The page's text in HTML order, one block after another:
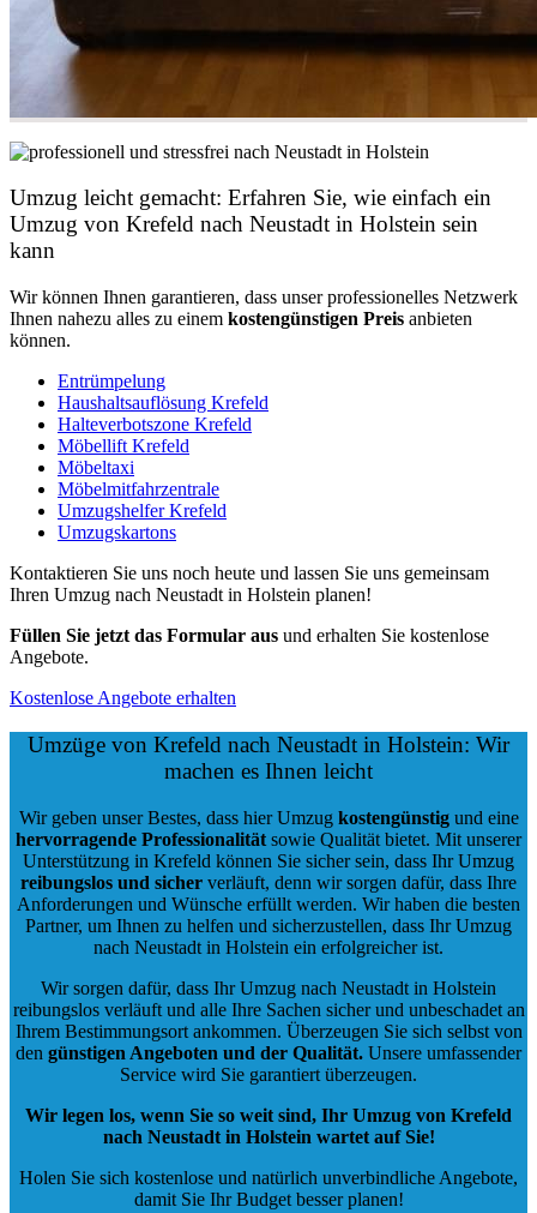
Umzug leicht gemacht: Erfahren Sie, wie einfach ein
Umzug von Krefeld nach Neustadt in Holstein sein
kann
Wir können Ihnen garantieren, dass unser professionelles Netzwerk
Ihnen nahezu alles zu einem kostengünstigen Preis anbieten
können.
Entrümpelung
Haushaltsauflösung Krefeld
Halteverbotszone Krefeld
Möbellift Krefeld
Möbeltaxi
Möbelmitfahrzentrale
Umzugshelfer Krefeld
Umzugskartons
Kontaktieren Sie uns noch heute und lassen Sie uns gemeinsam
Ihren Umzug nach Neustadt in Holstein planen!
Füllen Sie jetzt das Formular aus und erhalten Sie kostenlose
Angebote.
Kostenlose Angebote erhalten
Umzüge von Krefeld nach Neustadt in Holstein: Wir
machen es Ihnen leicht
Wir geben unser Bestes, dass hier Umzug kostengünstigund eine
hervorragende Professionalität sowie Qualität bietet. Mit unserer
Unterstützung in Krefeld können Sie sicher sein, dass Ihr Umzug
reibungslos und sicher verläuft, denn wir sorgen dafür, dass Ihre
Anforderungen und Wünsche erfüllt werden. Wir haben die besten
Partner, um Ihnen zu helfen und sicherzustellen, dass Ihr Umzug
nach Neustadt in Holstein ein erfolgreicher ist.
Wir sorgen dafür, dass Ihr Umzug nach Neustadt in Holstein
reibungslos verläuft und alle Ihre Sachen sicher und unbeschadet an
Ihrem Bestimmungsort ankommen. Überzeugen Sie sich selbst von
den günstigen Angeboten und der Qualität. Unsere umfassender
Service wird Sie garantiert überzeugen.
Wir legen los, wenn Sie so weit sind, Ihr Umzug von Krefeld
nach Neustadt in Holstein wartet auf Sie!
Holen Sie sich kostenlose und natürlich unverbindliche Angebote,
damit Sie Ihr Budget besser planen!